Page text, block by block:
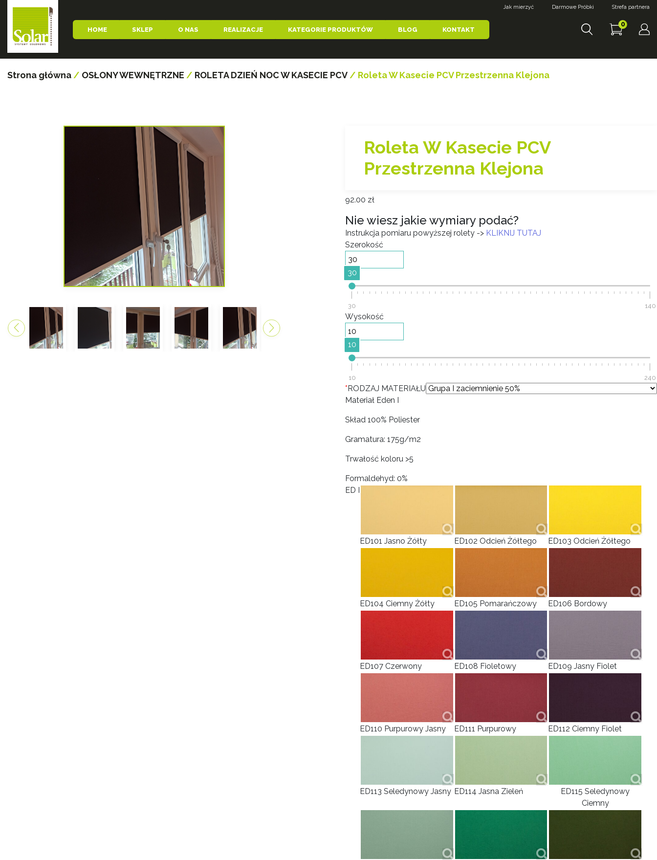
HOME SKLEP O NAS REALIZACJE KATEGORIE PRODUKTÓW BLOG KONTAKT
Jak mierzyć Darmowe Próbki Strefa partnera
0
Strona główna / OSŁONY WEWNĘTRZNE / ROLETA DZIEŃ NOC W KASECIE PCV / Roleta W Kasecie PCV Przestrzenna Klejona
Roleta W Kasecie PCV
Przestrzenna Klejona
92.00 zł
Nie wiesz jakie wymiary podać?
Instrukcja pomiaru powyższej rolety -> KLIKNIJ TUTAJ
Szerokość
30
30 140
Wysokość
10
10 240
*RODZAJ MATERIAŁU
ED I
Materiał Eden I
Skład 100% Poliester
Gramatura: 175g/m2
Trwałość koloru >5
Formaldehyd: 0%
ED101 Jasno Żółty ED102 Odcień Żółtego ED103 Odcień Żółtego
ED104 Ciemny Żółty ED105 Pomarańczowy ED106 Bordowy
ED107 Czerwony ED108 Fioletowy ED109 Jasny Fiolet
ED110 Purpurowy Jasny ED111 Purpurowy ED112 Ciemny Fiolet
ED113 Seledynowy Jasny ED114 Jasna Zieleń
ED115 Seledynowy
Ciemny